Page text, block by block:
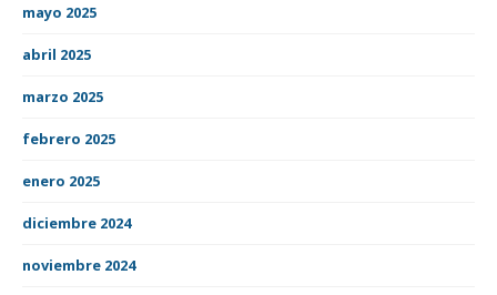
mayo 2025
abril 2025
marzo 2025
febrero 2025
enero 2025
diciembre 2024
noviembre 2024